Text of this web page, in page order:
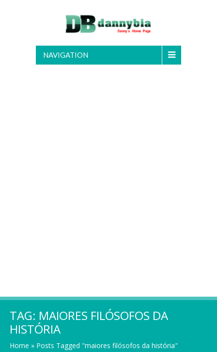
NAVIGATION
TAG: MAIORES FILÓSOFOS DA
HISTÓRIA
Home » Posts Tagged "maiores filósofos da história"